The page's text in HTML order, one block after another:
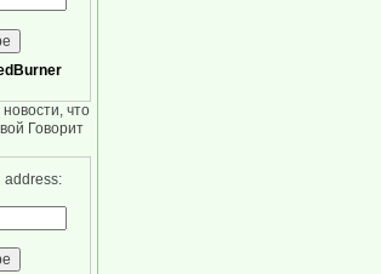
что
Говорит
address: